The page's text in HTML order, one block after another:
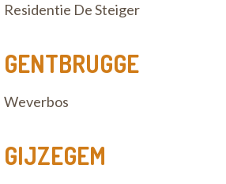
Residentie De Steiger
GENTBRUGGE
Weverbos
GIJZEGEM